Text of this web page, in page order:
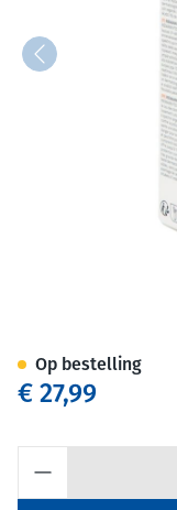
€ 27,99
Op bestelling